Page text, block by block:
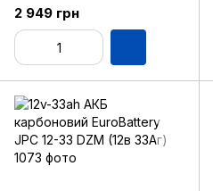
(12в 22Аг)
2 949 грн